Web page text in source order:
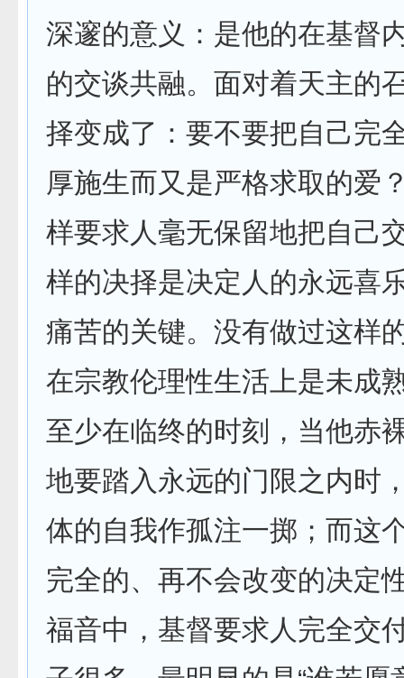
深邃的意义：是他的在基督
的交谈共融。面对着天主的
择变成了：要不要把自己完
厚施生而又是严格求取的爱
样要求人毫无保留地把自己
样的决择是决定人的永远喜
痛苦的关键。没有做过这样
在宗教伦理性生活上是未成
至少在临终的时刻，当他赤
地要踏入永远的门限之内时
体的自我作孤注一掷；而这
完全的、再不会改变的决定
福音中，基督要求人完全交